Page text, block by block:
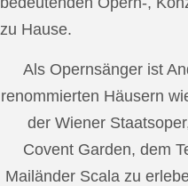
zu Hause.
Als Opernsänger ist
renommierten Häusern
der Wiener
Covent Garden, dem
Mailänder Scala zu